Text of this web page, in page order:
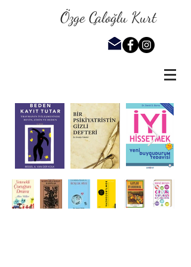
Özge Çaloğlu Kurt